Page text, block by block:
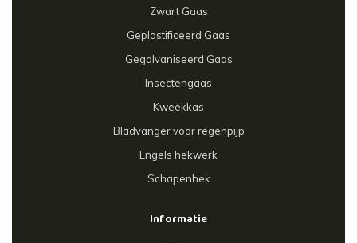
Zwart Gaas
Geplastificeerd Gaas
Gegalvaniseerd Gaas
Insectengaas
Kweekkas
Bladvanger voor regenpijp
Engels hekwerk
Schapenhek
Informatie